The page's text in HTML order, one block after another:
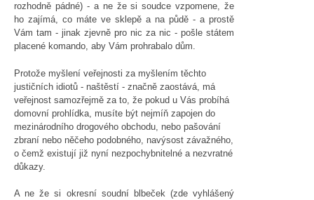
rozhodně pádné) - a ne že si soudce vzpomene, že
ho zajímá, co máte ve sklepě a na půdě - a prostě
Vám tam - jinak zjevně pro nic za nic - pošle státem
placené komando, aby Vám prohrabalo dům.
Protože myšlení veřejnosti za myšlením těchto
justičních idiotů - naštěstí - značně zaostává, má
veřejnost samozřejmě za to, že pokud u Vás probíhá
domovní prohlídka, musíte být nejmíň zapojen do
mezinárodního drogového obchodu, nebo pašování
zbraní nebo něčeho podobného, navýsost závažného,
o čemž existují již nyní nezpochybnitelné a nezvratné
důkazy.
A ne že si okresní soudní blbeček (zde vyhlášený